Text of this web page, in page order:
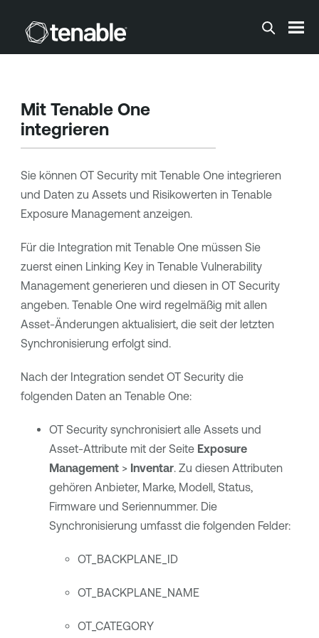
Zum Hauptinhalt springen
Mit Tenable One
integrieren
Sie können OT Securitymit Tenable Oneintegrieren
und Daten zu Assets und Risikowerten in Tenable
Exposure Managementanzeigen.
Für die Integration mit Tenable Onemüssen Sie
zuerst einen Linking Key in Tenable Vulnerability
Managementgenerieren und diesen in OT Security
angeben. Tenable Onewird regelmäßig mit allen
Asset-Änderungen aktualisiert, die seit der letzten
Synchronisierung erfolgt sind.
Nach der Integration sendet OT Securitydie
folgenden Daten an Tenable One:
OT Securitysynchronisiert alle Assets und
Asset-Attribute mit der Seite Exposure
Management> Inventar. Zu diesen Attributen
gehören Anbieter, Marke, Modell, Status,
Firmware und Seriennummer. Die
Synchronisierung umfasst die folgenden Felder:
OT_BACKPLANE_ID
OT_BACKPLANE_NAME
OT_CATEGORY